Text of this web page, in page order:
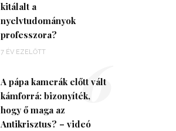
kitálalt a
nyelvtudományok
professzora?
7 ÉV EZELŐTT
A pápa kamerák előtt vált
kámforrá: bizonyíték,
hogy ő maga az
Antikrisztus? – videó
6